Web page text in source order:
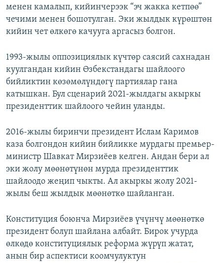
менен камалып, кийинчерээк “эч жакка кетпөө”
чечими менен бошотулган. Эки жылдык күрөштөн
кийин чет өлкөгө качууга аргасыз болгон.
1993-жылы оппозициялык күчтөр саясий сахнадан
куулгандан кийин Өзбекстандагы шайлоого
бийликтин көзөмөлүндөгү партиялар гана
катышкан. Бул сценарий 2021-жылдагы акыркы
президенттик шайлоого чейин уланды.
2016-жылы биринчи президент Ислам Каримов
каза болгондон кийин бийликке мурдагы премьер-
министр Шавкат Мирзиёев келген. Андан бери ал
эки жолу мөөнөтүнөн мурда президенттик
шайлоодо жеңип чыкты. Ал акыркы жолу 2021-
жылы беш жылдык мөөнөткө шайланган.
Конституция боюнча Мирзиёев үчүнчү мөөнөткө
президент болуп шайлана албайт. Бирок учурда
өлкөдө конституциялык реформа жүрүп жатат,
анын бир аспектиси коомчулуктун